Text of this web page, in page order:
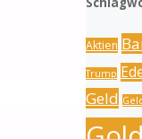
Aktien
Trump
Geld